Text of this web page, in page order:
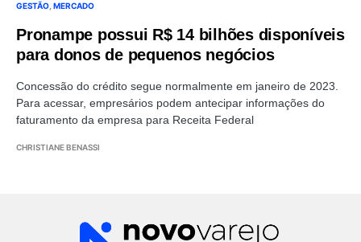
GESTÃO MERCADO
Pronampe possui R$ 14 bilhões disponíveis
para donos de pequenos negócios
Concessão do crédito segue normalmente em janeiro de 2023.
Para acessar, empresários podem antecipar informações do
faturamento da empresa para Receita Federal
CHRISTIANE BENASSI